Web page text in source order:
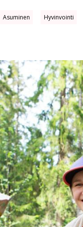
Asuminen Hyvinvointi